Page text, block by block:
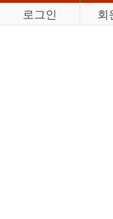
로그인
회